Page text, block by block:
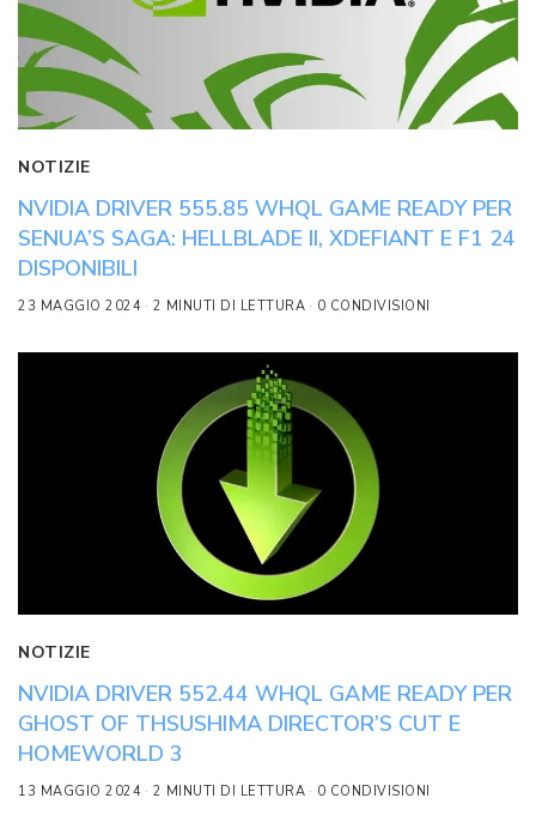
NOTIZIE
NVIDIA DRIVER 555.85 WHQL GAME READY PER
SENUA’S SAGA: HELLBLADE II, XDEFIANT E F1 24
DISPONIBILI
23 MAGGIO 2024 2 MINUTI DI LETTURA 0 CONDIVISIONI
NOTIZIE
NVIDIA DRIVER 552.44 WHQL GAME READY PER
GHOST OF THSUSHIMA DIRECTOR’S CUT E
HOMEWORLD 3
13 MAGGIO 2024 2 MINUTI DI LETTURA 0 CONDIVISIONI